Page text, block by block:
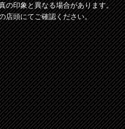
の印象と異なる場合があります。
店頭にてご確認ください。